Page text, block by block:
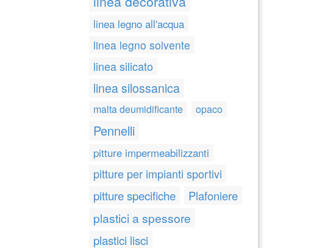
linea legno all'acqua
linea legno solvente
linea silicato
linea silossanica
malta deumidificante opaco
Pennelli
pitture impermeabilizzanti
pitture per impianti sportivi
pitture specifiche Plafoniere
plastici a spessore
plastici lisci